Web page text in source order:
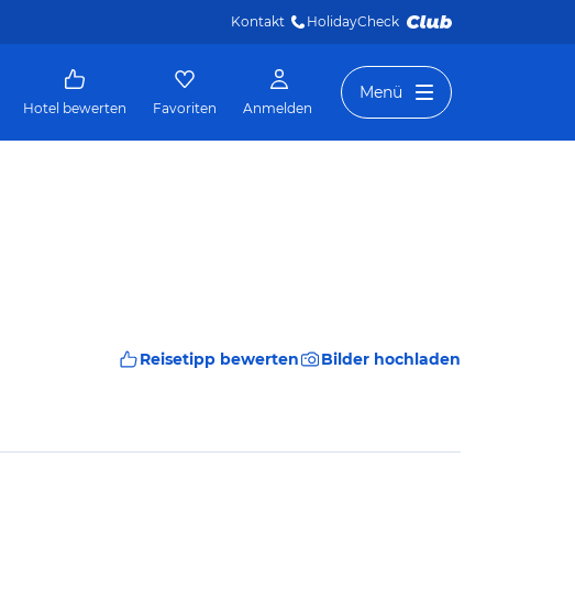
Kontakt HolidayCheck
Hotel bewerten Favoriten Anmelden
Menü
Reisetipp bewerten Bilder hochladen